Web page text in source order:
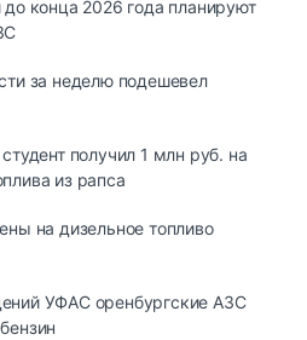
конца 2026 года планируют
за неделю подешевел
получил 1 млн руб. на
из рапса
на дизельное топливо
УФАС оренбургские АЗС